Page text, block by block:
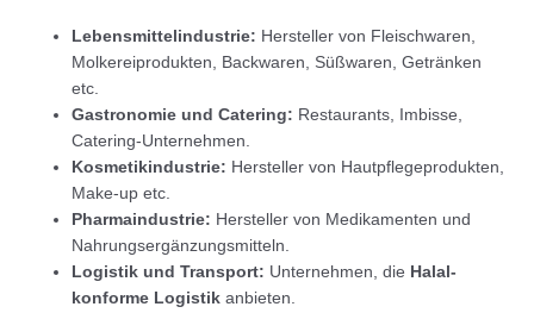
Lebensmittelindustrie: Hersteller von Fleischwaren,
Molkereiprodukten, Backwaren, Süßwaren, Getränken
etc.
Gastronomie und Catering: Restaurants, Imbisse,
Catering-Unternehmen.
Kosmetikindustrie: Hersteller von Hautpflegeprodukten,
Make-up etc.
Pharmaindustrie: Hersteller von Medikamenten und
Nahrungsergänzungsmitteln.
Logistik und Transport: Unternehmen, die Halal-
konforme Logistik anbieten.